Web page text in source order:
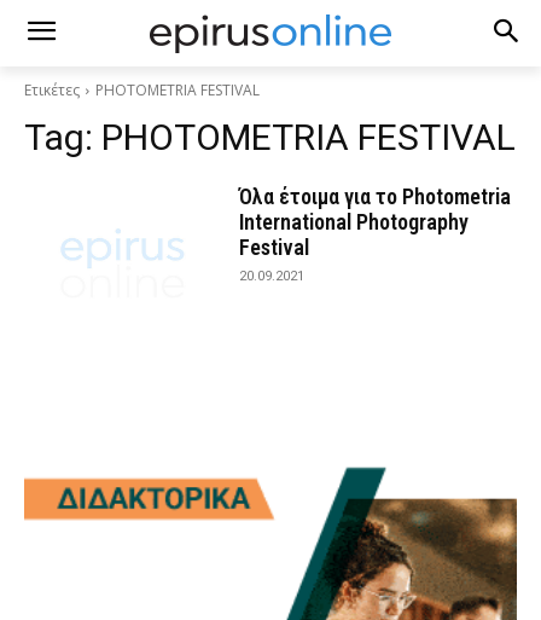
Ετικέτες PHOTOMETRIA FESTIVAL
Tag: PHOTOMETRIA FESTIVAL
Όλα έτοιμα για το Photometria
International Photography
Festival
20.09.2021